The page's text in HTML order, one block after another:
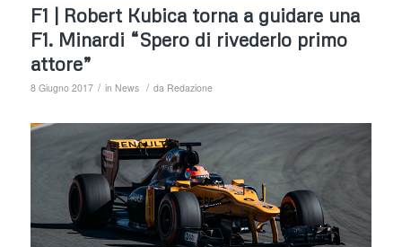
F1 | Robert Kubica torna a guidare una
F1. Minardi “Spero di rivederlo primo
attore”
8 Giugno 2017 / in News / da Redazione